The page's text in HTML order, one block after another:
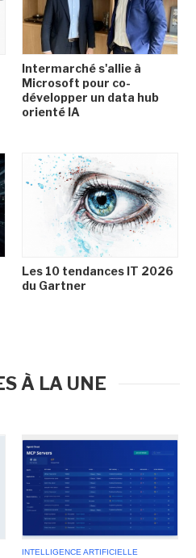
Intermarché s'allie à
Microsoft pour co-
développer un data hub
orienté IA
Les 10 tendances IT 2026
du Gartner
À LA UNE
INTELLIGENCE ARTIFICIELLE